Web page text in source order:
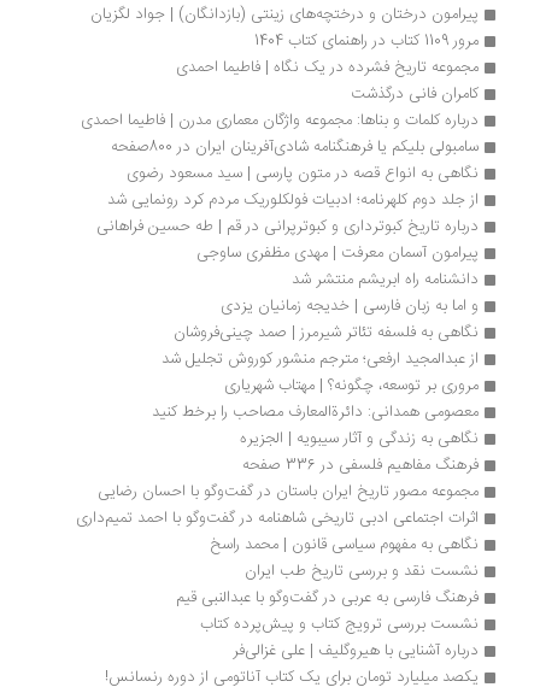
پیرامون درختان و درختچه‌های زینتی (بازدانگان) | جواد لگزیان
مرور 1109 کتاب در راهنمای کتاب 1404
مجموعه تاریخ فشرده در یک نگاه | فاطیما احمدی
کامران فانی درگذشت
درباره کلمات و بناها: مجموعه واژگان معماری مدرن | فاطیما احمدی
سامبولی بلیکم یا فرهنگنامه شادی‌آفرینان ایران در 800صفحه
نگاهی به انواع قصه در متون پارسی | سید مسعود رضوی
از جلد دوم کلهرنامه؛ ادبیات فولکلوریک مردم کرد رونمایی شد
درباره تاریخ کبوترداری و کبوترپرانی در قم | طه حسین فراهانی
پیرامون آسمان معرفت | مهدی مظفری ساوجی
دانشنامه راه ابریشم منتشر شد
و اما به زبان فارسی | خدیجه زمانیان یزدی
نگاهی به فلسفه تئاتر شیرمرز | صمد چینی‌فروشان
از عبدالمجید ارفعی؛ مترجم منشور کوروش تجلیل شد
مروری بر توسعه، چگونه؟ | مهتاب شهریاری
معصومی همدانی: دائرةالمعارف مصاحب را برخط کنید
نگاهی به زندگی و آثار سیبویه | الجزیره
فرهنگ مفاهیم فلسفی در 336 صفحه
مجموعه مصور تاریخ ایران باستان در گفت‌وگو با احسان رضایی
اثرات اجتماعی ادبی تاریخی شاهنامه در گفت‌وگو با احمد تمیم‌داری
نگاهی به مفهوم سیاسی قانون | محمد راسخ
نشست نقد و بررسی تاریخ طب ایران
فرهنگ فارسی به عربی در گفت‌وگو با عبدالنبی قیم
نشست بررسی ترویج کتاب و پیش‌پرده کتاب
درباره آشنایی با هیروگلیف | علی غزالی‌فر
یکصد میلیارد تومان برای یک کتاب آناتومی از دوره رنسانس!